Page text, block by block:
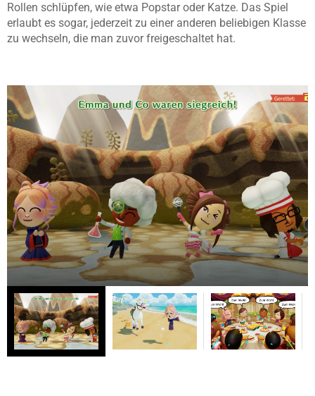
Rollen schlüpfen, wie etwa Popstar oder Katze. Das Spiel
erlaubt es sogar, jederzeit zu einer anderen beliebigen Klasse
zu wechseln, die man zuvor freigeschaltet hat.